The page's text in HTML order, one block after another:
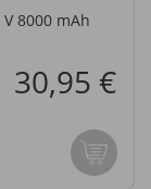
8000 mAh
30,95 €